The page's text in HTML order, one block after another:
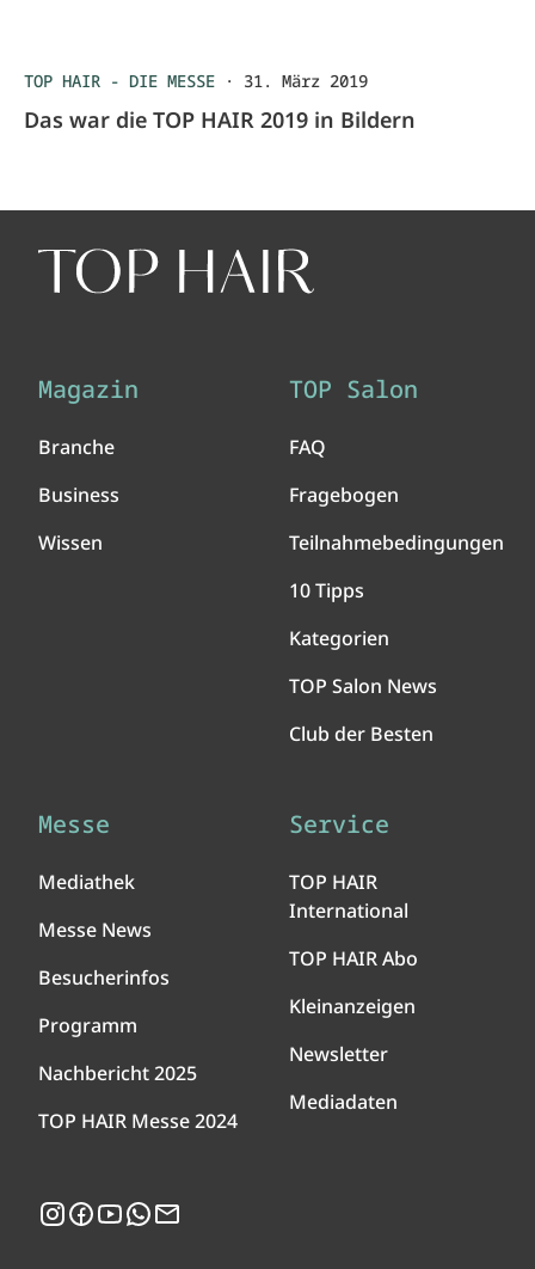
TOP HAIR - DIE MESSE · 31. März 2019
Das war die TOP HAIR 2019 in Bildern
Magazin
Branche
Business
Wissen
TOP Salon
FAQ
Fragebogen
Teilnahmebedingungen
10 Tipps
Kategorien
TOP Salon News
Club der Besten
Messe
Mediathek
Messe News
Besucherinfos
Programm
Nachbericht 2025
TOP HAIR Messe 2024
Service
TOP HAIR
International
TOP HAIR Abo
Kleinanzeigen
Newsletter
Mediadaten
Instagram
Facebook
YouTubeWhatsApp